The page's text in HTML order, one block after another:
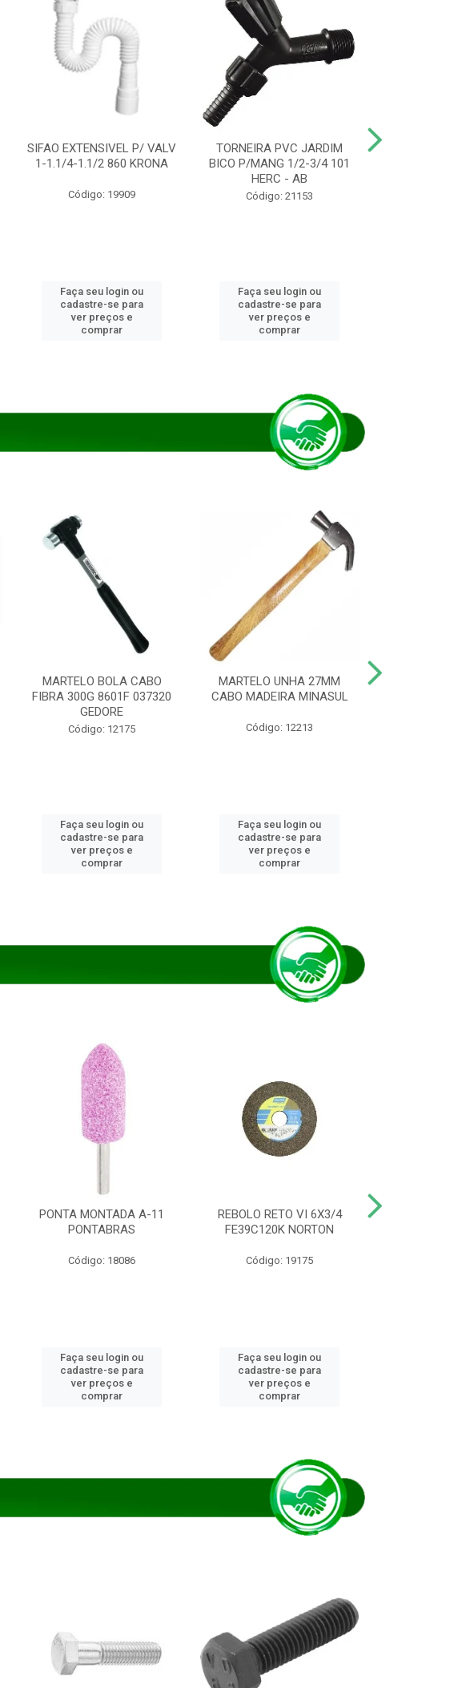
SIFAO EXTENSIVEL P/ VALV
1-1.1/4-1.1/2 860 KRONA
Código: 19909
Faça seu login ou
cadastre-se para
ver preços e
comprar
TORNEIRA PVC JARDIM
BICO P/MANG 1/2-3/4 101
HERC - AB
Código: 21153
Faça seu login ou
cadastre-se para
ver preços e
comprar
MARTELO BOLA CABO
FIBRA 300G 8601F 037320
GEDORE
Código: 12175
Faça seu login ou
cadastre-se para
ver preços e
comprar
MARTELO UNHA 27MM
CABO MADEIRA MINASUL
Código: 12213
Faça seu login ou
cadastre-se para
ver preços e
comprar
PONTA MONTADA A-11
PONTABRAS
Código: 18086
Faça seu login ou
cadastre-se para
ver preços e
comprar
REBOLO RETO VI 6X3/4
FE39C120K NORTON
Código: 19175
Faça seu login ou
cadastre-se para
ver preços e
comprar